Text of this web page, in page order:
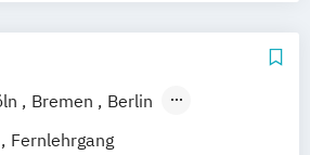
und Content Creation
und Medienmanagement
Bremen
Berlin
Frankfurt am Main
Fernlehrgang